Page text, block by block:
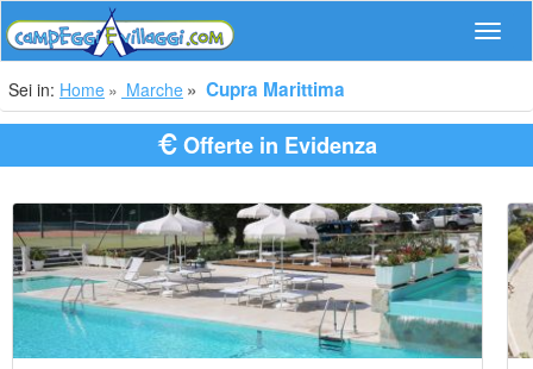
Sei in: Home Marche Cupra Marittima
Offerte in Evidenza